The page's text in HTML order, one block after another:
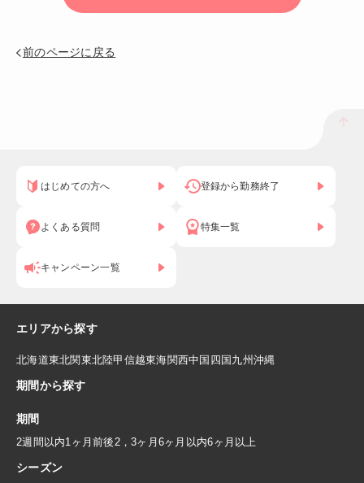
前のページに戻る
はじめての方へ 登録から勤務終了
よくある質問 特集一覧
キャンペーン一覧
エリアから探す
北海道東北関東北陸甲信越東海関西中国 四国九州沖縄
期間から探す
期間
2週間以内1ヶ月前後 2，3ヶ月 6ヶ月以内6ヶ月以上
シーズン